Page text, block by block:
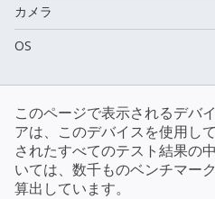
カメラ
OS
このページで表示されるデバ
アは、このデバイスを使用し
されたすべてのテスト結果の
いては、数千ものベンチマー
算出しています。